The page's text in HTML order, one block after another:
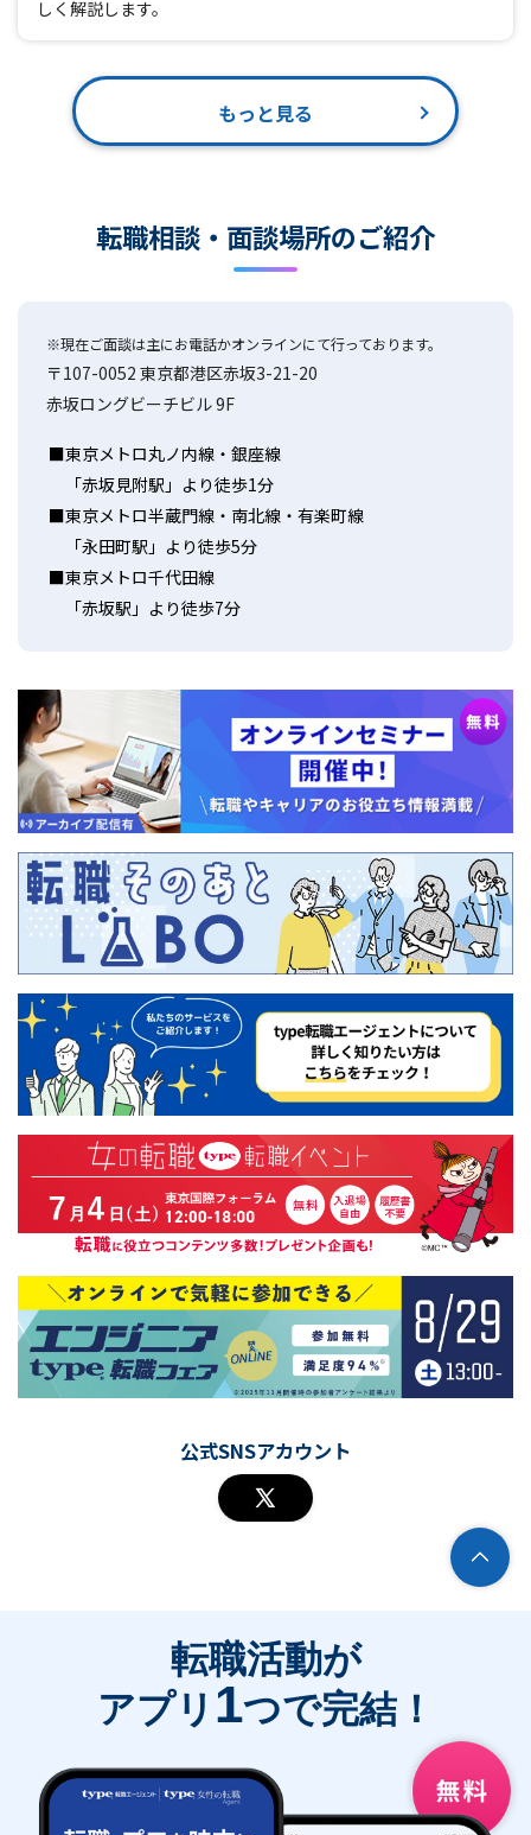
しく解説します。
もっと見る
転職相談・面談場所のご紹介
※現在ご面談は主にお電話かオンラインにて行っております。
〒107-0052 東京都港区赤坂3-21-20
赤坂ロングビーチビル 9F
東京メトロ丸ノ内線・銀座線
「赤坂見附駅」より徒歩1分
東京メトロ半蔵門線・南北線・有楽町線
「永田町駅」より徒歩5分
東京メトロ千代田線
「赤坂駅」より徒歩7分
公式SNSアカウント
転職活動が
アプリ 1つで完結！